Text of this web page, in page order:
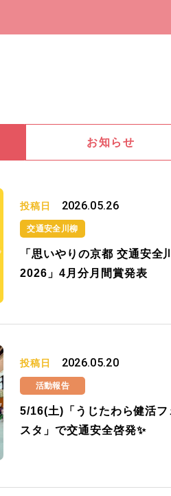
お知らせ
投稿日 2026.05.26
交通安全川柳
「思いやりの京都 交通安全
2026」4月分月間賞発表
投稿日 2026.05.20
活動報告
5/16(土)「うじたわら健活フ
スタ」で交通安全啓発✨